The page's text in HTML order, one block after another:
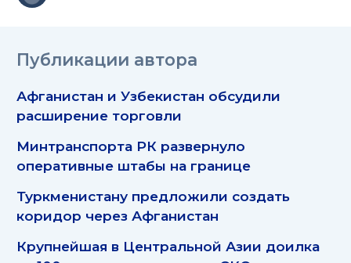
Публикации автора
Афганистан и Узбекистан обсудили
расширение торговли
Минтранспорта РК развернуло
оперативные штабы на границе
Туркменистану предложили создать
коридор через Афганистан
Крупнейшая в Центральной Азии доилка